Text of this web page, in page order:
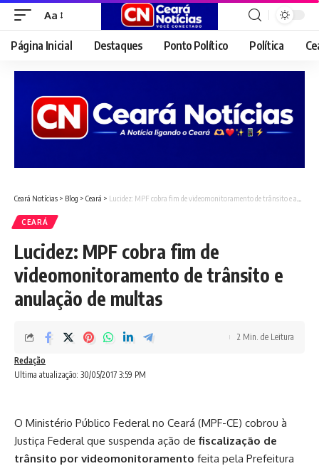
Font
Resizer
Aa
Página Inicial Destaques Ponto Político Política
Ceará Notícias > Blog > Ceará > Lucidez: MPF cobra fim de videomonitoramento de trânsito e anulação de multas
CEARÁ
Lucidez: MPF cobra fim de
videomonitoramento de trânsito e
anulação de multas
Ultima atualização: 30/05/2017 3:59 PM
Redação
2 Min. de Leitura
O Ministério Público Federal no Ceará (MPF-CE) cobrou à
Justiça Federal que suspenda ação de fiscalização de
trânsito por videomonitoramento feita pela Prefeitura